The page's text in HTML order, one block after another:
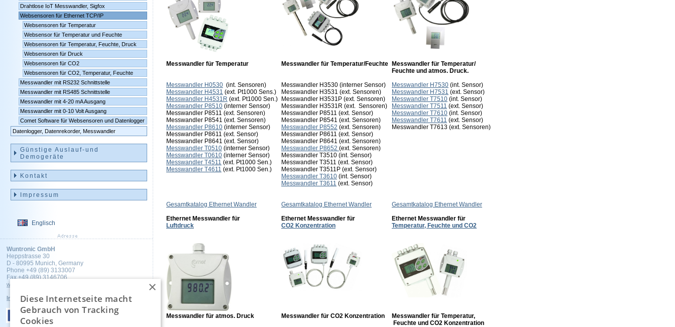
Messwandler für Temperatur
Messwandler H0530 (int. Sensoren)
Messwandler H4531 (ext. Pt1000 Sens.)
Messwandler H4531R (ext. Pt1000 Sen.)
Messwandler P8510 (interner Sensor)
Messwandler P8511 (ext. Sensoren)
Messwandler P8541 (ext. Sensoren)
Messwandler P8610 (interner Sensor)
Messwandler P8611 (ext. Sensor)
Messwandler P8641 (ext. Sensor)
Messwandler T0510 (interner Sensor)
Messwandler T0610 (interner Sensor)
Messwandler T4511 (ext. Pt1000 Sen.)
Messwandler T4611 (ext. Pt1000 Sen.)
Messwandler für Temperatur/Feuchte
Messwandler H3530 (interner Sensor)
Messwandler H3531 (ext. Sensoren)
Messwandler H3531P (ext. Sensoren)
Messwandler H3531R (ext. Sensoren)
Messwandler P8511 (ext. Sensor)
Messwandler P8541 (ext. Sensoren)
Messwandler P8552 (ext. Sensoren)
Messwandler P8611 (ext. Sensor)
Messwandler P8641 (ext. Sensoren)
Messwandler P8652 (ext. Sensoren)
Messwandler T3510 (int. Sensor)
Messwandler T3511 (ext. Sensor)
Messwandler T3511P (ext. Sensor)
Messwandler T3610 (int. Sensor)
Messwandler T3611 (ext. Sensor)
Messwandler für Temperatur/
Feuchte und atmos. Druck.
Messwandler H7530 (int. Sensor)
Messwandler H7531 (ext. Sensor)
Messwandler T7510 (int. Sensor)
Messwandler T7511 (ext. Sensor)
Messwandler T7610 (int. Sensor)
Messwandler T7611 (ext. Sensor)
Messwandler T7613 (ext. Sensoren)
Gesamtkatalog Ethernet Wandler Gesamtkatalog Ethernet Wandler
Gesamtkatalog Ethernet Wandler
Ethernet Messwandler für
Luftdruck
Ethernet Messwandler für
CO2 Konzentration
Ethernet Messwandler für
Temperatur, Feuchte und CO2
Messwandler für atmos. Druck Messwandler für CO2 Konzentration
Messwandler für Temperatur,
Feuchte und CO2 Konzentration
Drahtlose IoT Messwandler, Sigfox
Websensoren für Ethernet TCP/IP
Websensoren für Temperatur
Websensor für Temperatur und Feuchte
Websensoren für Temperatur, Feuchte, Druck
Websensoren für Druck
Websensoren für CO2
Websensoren für CO2, Temperatur, Feuchte
Messwandler mit RS232 Schnittstelle
Messwandler mit RS485 Schnittstelle
Messwandler mit 4-20 mA Ausgang
Messwandler mit 0-10 Volt Ausgang
Comet Software für Websensoren und Datenlogger
Datenlogger, Datenrekorder, Messwandler
Günstige Auslauf-und
Demogeräte
Kontakt
Impressum
Englisch
Wuntronic GmbH
Heppstrasse 30
D - 80995 Munich, Germany
Phone +49 (89) 3133007
Fax +49 (89) 3146706
wuntronic@wuntronic.de
Impressum Datenschutz AGB's
×
Diese Internetseite macht
Gebrauch von Tracking
Cookies